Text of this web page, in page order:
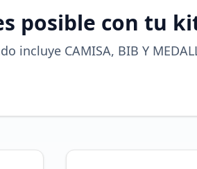
posible con tu
incluye CAMISA, BIB Y